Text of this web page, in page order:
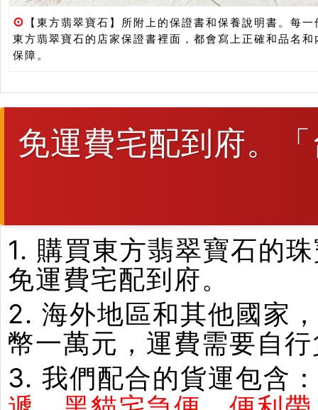
⊙
【東方翡翠寶石】所附上的保證書和保養說明書。每
東方翡翠寶石的店家保證書裡面，都會寫上正確和品名
保障。
免運費宅配到府。
1. 購買東方翡翠寶石的
免運費宅配到府。
2. 海外地區和其他國家
幣一萬元，運費需要自
3. 我們配合的貨運包含：